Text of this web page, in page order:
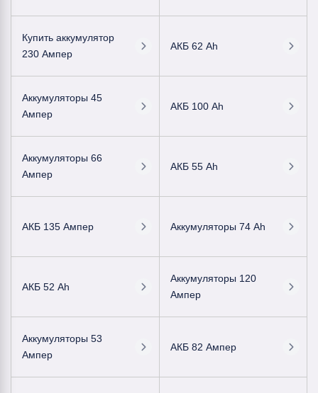
Купить аккумулятор
230 Ампер
АКБ 62 Ah
Аккумуляторы 45
Ампер
АКБ 100 Ah
Аккумуляторы 66
Ампер
АКБ 55 Ah
АКБ 135 Ампер Аккумуляторы 74 Ah
АКБ 52 Ah
Аккумуляторы 120
Ампер
Аккумуляторы 53
Ампер
АКБ 82 Ампер